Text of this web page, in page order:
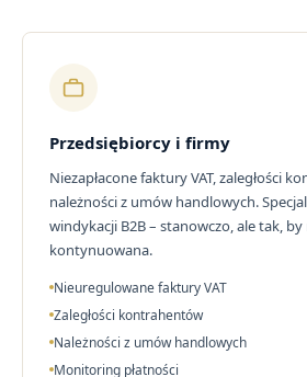
Przedsiębiorcy i firmy
Niezapłacone faktury VAT, zaległości
należności z umów handlowych.
windykacji B2B – stanowczo, ale tak, by
kontynuowana.
Nieuregulowane faktury VAT
Zaległości kontrahentów
Należności z umów handlowych
Monitoring płatności